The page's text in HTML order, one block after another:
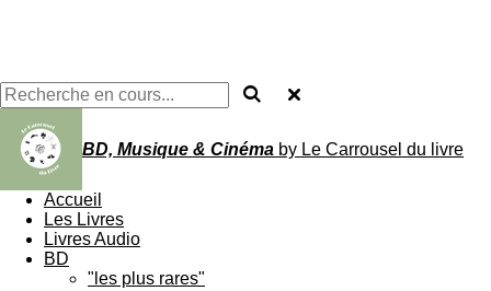
BD, Musique & Cinéma by Le Carrousel du livre
Accueil
Les Livres
Livres Audio
BD
"les plus rares"